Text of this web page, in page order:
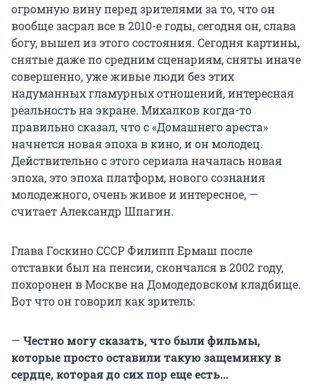
огромную вину перед зрителями за то, что он
вообще засрал все в 2010-е годы, сегодня он, слава
богу, вышел из этого состояния. Сегодня картины,
снятые даже по средним сценариям, сняты иначе
совершенно, уже живые люди без этих
надуманных гламурных отношений, интересная
реальность на экране. Михалков когда-то
правильно сказал, что с «Домашнего ареста»
начнется новая эпоха в кино, и он молодец.
Действительно с этого сериала началась новая
эпоха, это эпоха платформ, нового сознания
молодежного, очень живое и интересное, —
считает Александр Шпагин.
Глава Госкино СССР Филипп Ермаш после
отставки был на пенсии, скончался в 2002 году,
похоронен в Москве на Домодедовском кладбище.
Вот что он говорил как зритель:
— Честно могу сказать, что были фильмы,
которые просто оставили такую защеминку в
сердце, которая до сих пор еще есть...